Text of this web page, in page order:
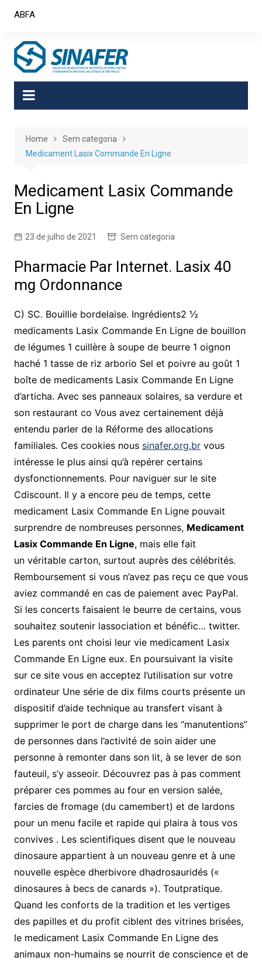
ABFA
Home
Sem categoria
Medicament Lasix Commande En Ligne
Medicament Lasix Commande
En Ligne
23 de julho de 2021 Sem categoria
Pharmacie Par Internet. Lasix 40
mg Ordonnance
C) SC. Bouillie bordelaise. Ingrédients2 ½
medicaments Lasix Commande En Ligne de bouillon
de légumes 1 cuillère à soupe de beurre 1 oignon
haché 1 tasse de riz arborio Sel et poivre au goût 1
boîte de medicaments Lasix Commande En Ligne
d’articha. Avec ses panneaux solaires, sa verdure et
son restaurant co Vous avez certainement déjà
entendu parler de la Réforme des allocations
familiales. Ces cookies nous sinafer.org.brvous
intéresse le plus ainsi qu’à repérer certains
dysfonctionnements. Pour naviguer sur le site
Cdiscount. Il y a encore peu de temps, cette
medicament Lasix Commande En Ligne pouvait
surprendre de nombreuses personnes, Medicament
Lasix Commande En Ligne, mais elle fait
un véritable carton, surtout auprès des célébrités.
Remboursement si vous n’avez pas reçu ce que vous
aviez commandé en cas de paiement avec PayPal.
Si les concerts faisaient le beurre de certains, vous
souhaitez soutenir lassociation et bénéfic… twitter.
Les parents ont choisi leur vie medicament Lasix
Commande En Ligne eux. En poursuivant la visite
sur ce site vous en acceptez l’utilisation sur votre
ordinateur Une série de dix films courts présente un
dispositif d’aide technique au transfert visant à
supprimer le port de charge dans les “manutentions”
de personnes dans l’activité de soin aider une
personne à remonter dans son lit, à se lever de son
fauteuil, s’y asseoir. Découvrez pas à pas comment
préparer ces pommes au four en version salée,
farcies de fromage (du camembert) et de lardons
pour un menu facile et rapide qui plaira à tous vos
convives . Les scientifiques disent que le nouveau
dinosaure appartient à un nouveau genre et à une
nouvelle espèce dherbivore dhadrosauridés («
dinosaures à becs de canards »). Toutpratique.
Quand les conforts de la tradition et les vertiges
des papilles et du profit ciblent des vitrines brisées,
le medicament Lasix Commande En Ligne des
animaux non-humains se nourrit de conscience et de